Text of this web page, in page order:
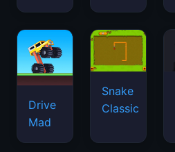
Drive
Mad
Snake
Classic